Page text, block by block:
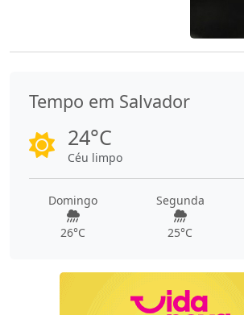
Tempo em Salvador
24°C
Céu limpo
Domingo
26°C
Segunda
25°C